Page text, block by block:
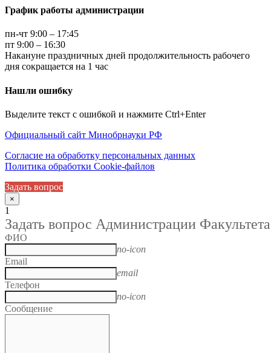
График работы администрации
пн-чт 9:00 – 17:45
пт 9:00 – 16:30
Накануне праздничных дней продолжительность рабочего
дня сокращается на 1 час
Нашли ошибку
Выделите текст с ошибкой и нажмите Ctrl+Enter
Официальный сайт Минобрнауки РФ
Согласие на обработку персональных данных
Политика обработки Cookie-файлов
Задать вопрос
×
1
Задать вопрос Администрации Факультета
ФИО
no-icon
Email
email
Телефон
no-icon
Сообщение